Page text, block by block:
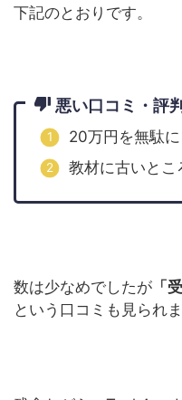
下記のとおりです。
悪い口コミ・評判
20万円を無駄
教材に古いとこ
数は少なめでしたが 「
という口コミも見られま